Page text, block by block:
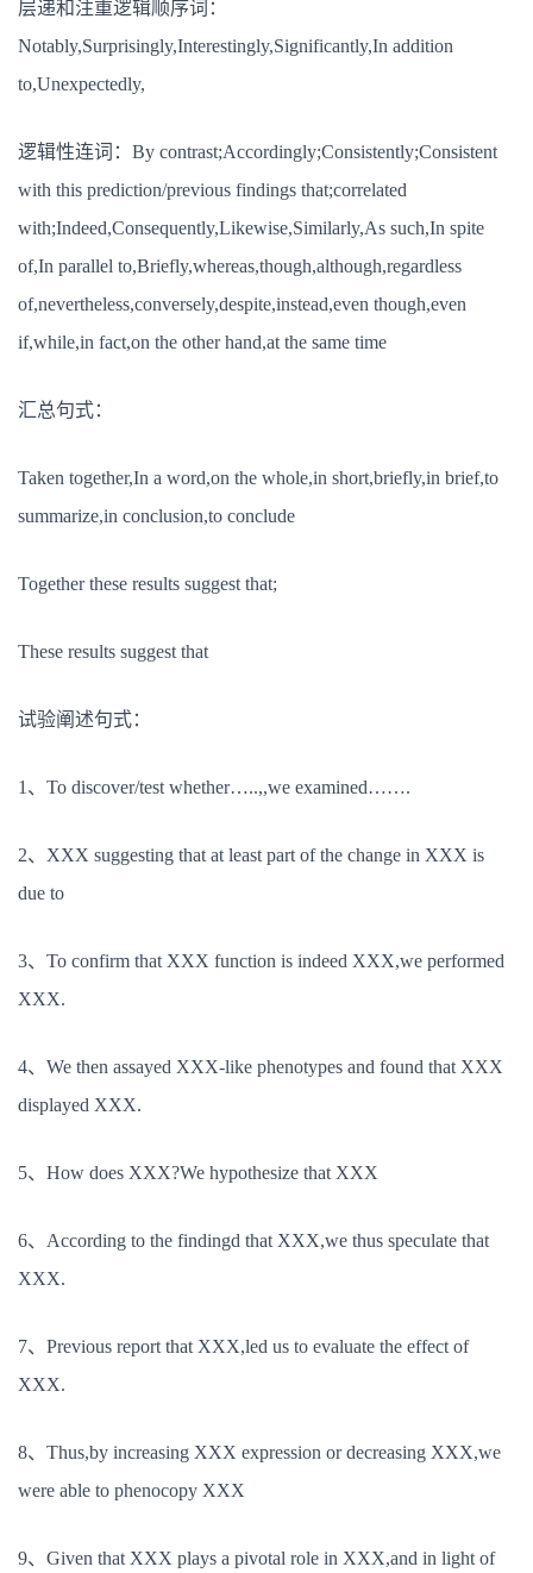
层递和注重逻辑顺序词：
Notably,Surprisingly,Interestingly,Significantly,In addition
to,Unexpectedly,
逻辑性连词：By contrast;Accordingly;Consistently;Consistent
with this prediction/previous findings that;correlated
with;Indeed,Consequently,Likewise,Similarly,As such,In spite
of,In parallel to,Briefly,whereas,though,although,regardless
of,nevertheless,conversely,despite,instead,even though,even
if,while,in fact,on the other hand,at the same time
汇总句式：
Taken together,In a word,on the whole,in short,briefly,in brief,to
summarize,in conclusion,to conclude
Together these results suggest that;
These results suggest that
试验阐述句式：
1、To discover/test whether…..,,we examined…….
2、XXX suggesting that at least part of the change in XXX is
due to
3、To confirm that XXX function is indeed XXX,we performed
XXX.
4、We then assayed XXX-like phenotypes and found that XXX
displayed XXX.
5、How does XXX?We hypothesize that XXX
6、According to the findingd that XXX,we thus speculate that
XXX.
7、Previous report that XXX,led us to evaluate the effect of
XXX.
8、Thus,by increasing XXX expression or decreasing XXX,we
were able to phenocopy XXX
9、Given that XXX plays a pivotal role in XXX,and in light of